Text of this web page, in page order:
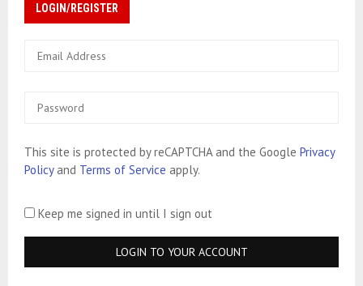
LOGIN/REGISTER
This site is protected by reCAPTCHA and the Google Privacy
Policyand Terms of Service apply.
Keep me signed in until I sign out